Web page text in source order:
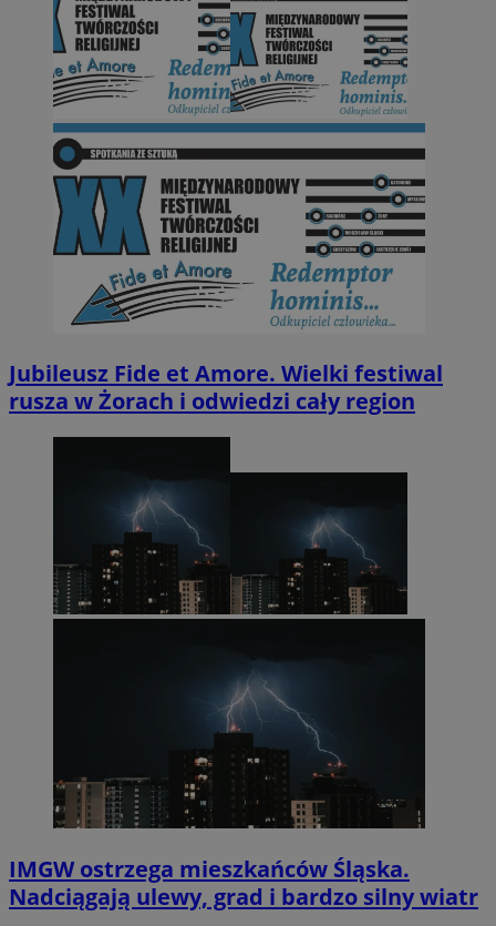
Jubileusz Fide et Amore. Wielki festiwal
rusza w Żorach i odwiedzi cały region
IMGW ostrzega mieszkańców Śląska.
Nadciągają ulewy, grad i bardzo silny wiatr